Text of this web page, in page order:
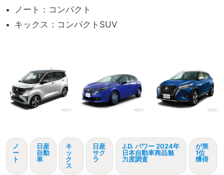
ノート：コンパクト
キックス：コンパクトSUV
ノ
ー
ト
日産
自動
車
キ
ッ
ク
ス
日産
サク
ラ
J.D. パワー 2024年
日本自動車商品魅
力度調査
が第
1位
獲得